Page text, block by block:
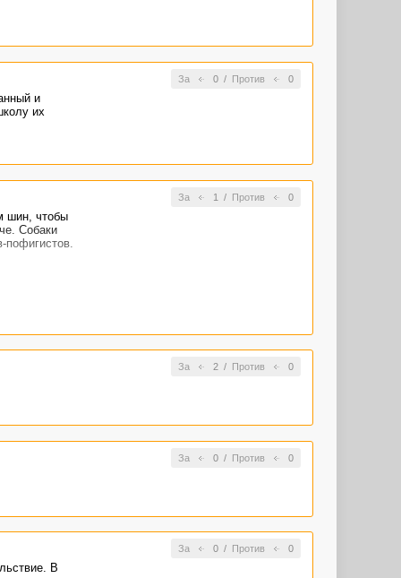
За 0/ Против 0
и
их
За 1 / Против 0
шин, чтобы
Собаки
За 2/ Против 0
За 0/ Против 0
За 0/ Против 0
В